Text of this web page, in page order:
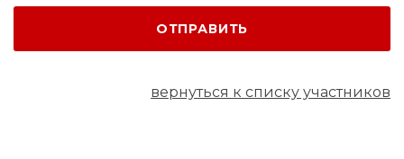
ОТПРАВИТЬ
вернуться к списку участников